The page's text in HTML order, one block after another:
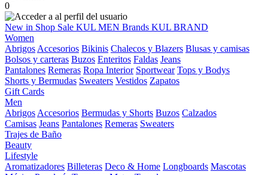
0
New in Shop Sale KUL MEN Brands KUL BRAND
Women
Abrigos Accesorios Bikinis Chalecos y Blazers Blusas y camisas
Bolsos y carteras Buzos Enteritos Faldas Jeans
Pantalones Remeras Ropa Interior Sportwear Tops y Bodys
Shorts y Bermudas Sweaters Vestidos Zapatos
Gift Cards
Men
Abrigos Accesorios Bermudas y Shorts Buzos Calzados
Camisas Jeans Pantalones Remeras Sweaters
Trajes de Baño
Beauty
Lifestyle
Aromatizadores Billeteras Deco & Home Longboards Mascotas